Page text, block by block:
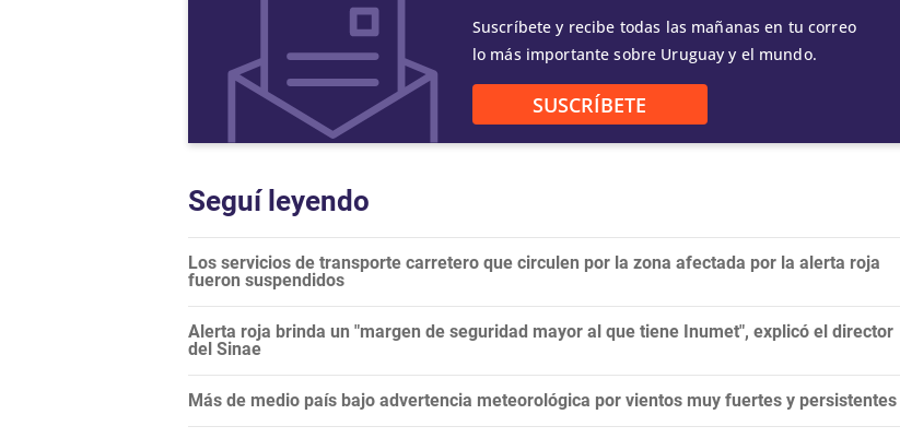
Suscríbete y recibe todas las mañanas en tu correo
lo más importante sobre Uruguay y el mundo.
SUSCRÍBETE
Seguí leyendo
Los servicios de transporte carretero que circulen por la zona afectada por la alerta roja
fueron suspendidos
Alerta roja brinda un "margen de seguridad mayor al que tiene Inumet", explicó el director
del Sinae
Más de medio país bajo advertencia meteorológica por vientos muy fuertes y persistentes